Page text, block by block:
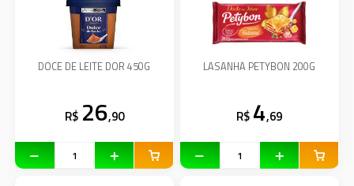
DOCE DE LEITE DOR 450G
R$ 26,90
LASANHA PETYBON 200G
R$ 4,69